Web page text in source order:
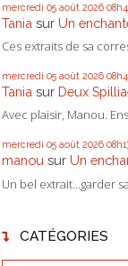
mercredi 05 août 2026
Tania sur Un
Ces extraits de sa
mercredi 05 août 2026
Tania sur Deux
Avec plaisir, Manou.
mercredi 05 août 2026
manou sur Un
Un bel extrait...garder
CATÉGORIES